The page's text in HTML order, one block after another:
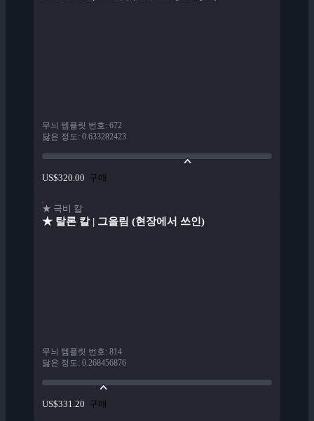
무늬 템플릿 번호: 672
닳은 정도: 0.633282423
US$320.00 구매
★ 극비 칼
★ 탈론 칼 | 그을림 (현장에서 쓰인)
무늬 템플릿 번호: 814
닳은 정도: 0.268456876
US$331.20 구매